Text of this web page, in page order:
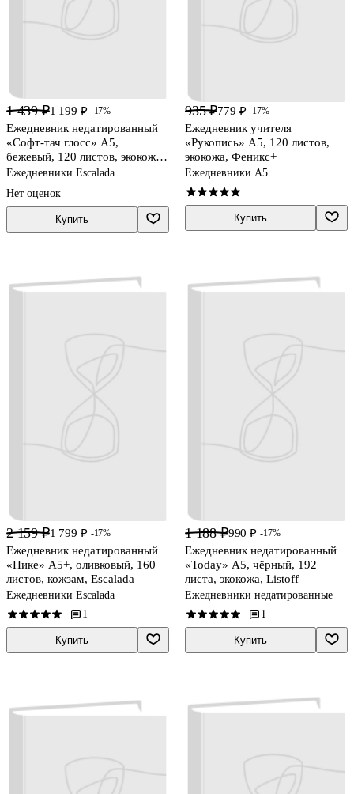
1 439 ₽1 199 ₽ -17%
Ежедневник недатированный
«Софт-тач глосс» А5,
бежевый, 120 листов, экокожа,
Escalada
Ежедневники Escalada
Нет оценок
Купить
935 ₽779 ₽ -17%
Ежедневник учителя
«Рукопись» А5, 120 листов,
экокожа, Феникс+
Ежедневники А5
Купить
2 159 ₽1 799 ₽ -17%
Ежедневник недатированный
«Пике» А5+, оливковый, 160
листов, кожзам, Escalada
Ежедневники Escalada
· 1
Купить
1 188 ₽990 ₽ -17%
Ежедневник недатированный
«Today» А5, чёрный, 192
листа, экокожа, Listoff
Ежедневники недатированные
· 1
Купить